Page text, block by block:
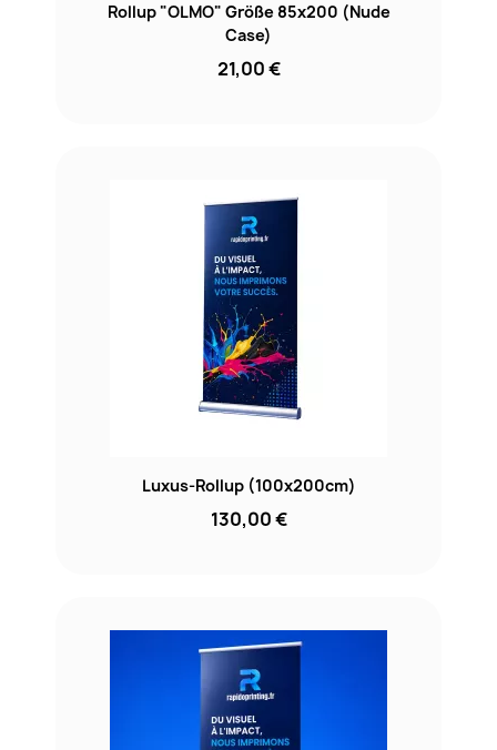
Rollup "OLMO" Größe 85x200 (Nude
Case)
21,00 €
Luxus-Rollup (100x200cm)
130,00 €